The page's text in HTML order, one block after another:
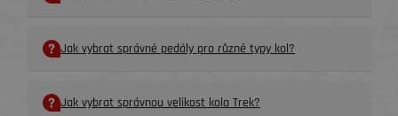
Jak vybrat správné pedály pro různé typy kol?
Jak vybrat správnou velikost kola Trek?